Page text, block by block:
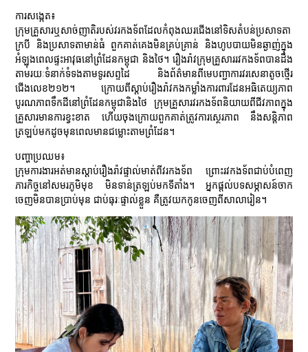
ការសង្កេត៖
ក្រុមគ្រួសារឬសាច់ញាតិរបស់វរកងទ័ពដែលកំពុងឈរជើងនៅទិសតំបន់ប្រសាទតា
ក្របី និងប្រសាទតាមាន់ធំ ពួកគាត់គេងមិនគ្រប់គ្រាន់ និងហូបបាយមិនឆ្ងាញ់ក្នុង
អំឡុងពេលផ្ទះអាវុធនៅព្រំដែនកម្ពុជា និងថៃ។ រឿងរ៉ាវក្រុមគ្រួសាររវកងទ័ពបានដឹង
តាមរយៈទំនាក់ទំទងតាមទូរសព្ទដៃ និងព័ត៌មានពីមេបញ្ជាការវរសេនាតូចថ្មើរ
ជើងលេខ២១២។ ក្រោយពីស្តាប់រឿងរ៉ាវកងកម្លាំងការពារដែនអធិតេយ្យភាព
បូរណភាពទឹកដីនៅព្រំដែនកម្ពុជានិងថៃ ក្រុមគ្រួសារវរកងទ័ពនិយាយពីជីវភាពក្នុង
គ្រួសារមានការខ្វះខាត ហើយចុងក្រោយពួកគាត់ត្រូវការស្ថេរភាព នឹងសន្តិភាព
ត្រឡប់មកដូចមុនពេលមានជម្លោះតាមព្រំដែន។
បញ្ហាប្រឈម៖
ក្រុមការងារអត់មានស្តាប់រឿងរ៉ាវផ្ទាល់មាត់ពីវរកងទ័ព ព្រោះរវកងទ័ពជាប់បំពេញ
ភារកិច្ចនៅសមរភូមិមុខ មិនទាន់ត្រឡប់មកទីតាំង។ អ្នកផ្តល់បទសម្ភាសន៍ចាក
ចេញមិនបានប្រាប់មុន ជាប់ធុរៈផ្ទាល់ខ្លួន គឺត្រូវយកកូនចេញពីសាលារៀន។